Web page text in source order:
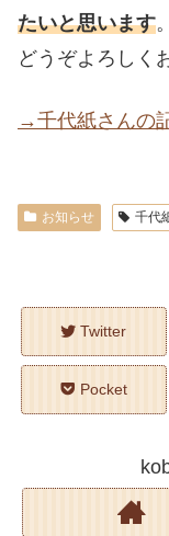
たいと思います。
どうぞよろしく
→千代紙さんの
お知らせ 千代
Twitter
Pocket